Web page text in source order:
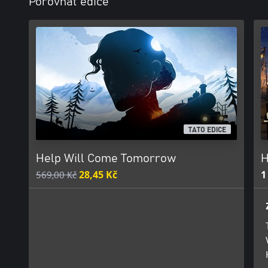
TATO EDICE
Help Will Come Tomorrow
569,00 Kč28,45 Kč